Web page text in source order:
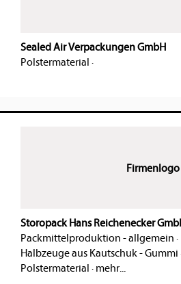
Sealed Air Verpackungen GmbH
Polstermaterial ·
Firmenlogo
Storopack Hans Reichenecker
Packmittelproduktion - allgemein ·
Halbzeuge aus Kautschuk - Gummi
Polstermaterial · mehr...